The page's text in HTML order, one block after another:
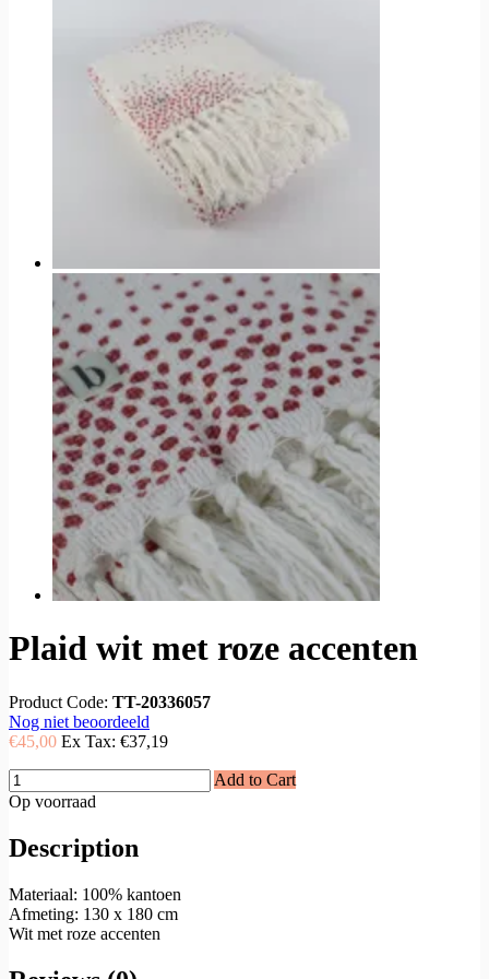
Plaid wit met roze accenten
Product Code: TT-20336057
Nog niet beoordeeld
€45,00 Ex Tax: €37,19
Add to Cart
Op voorraad
Description
Materiaal: 100% kantoen
Afmeting: 130 x 180 cm
Wit met roze accenten